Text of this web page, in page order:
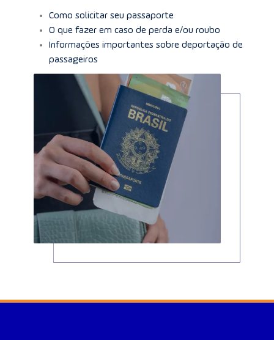
Como solicitar seu passaporte
O que fazer em caso de perda e/ou roubo
Informações importantes sobre deportação de
passageiros